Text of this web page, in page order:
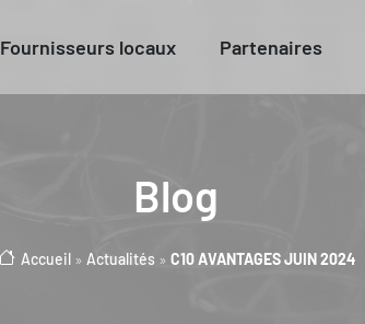
Fournisseurs locaux Partenaires
Blog
Accueil» Actualités » C10 AVANTAGES JUIN 2024